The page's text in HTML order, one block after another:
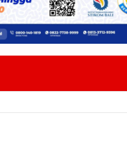
Bagi Masyarakat